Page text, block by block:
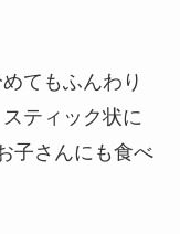
てもふんわり
ティック状に
子さんにも食べ